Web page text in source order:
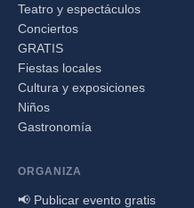
Teatro y espectáculos
Conciertos
GRATIS
Fiestas locales
Cultura y exposiciones
Niños
Gastronomía
ORGANIZA
📢 Publicar evento gratis